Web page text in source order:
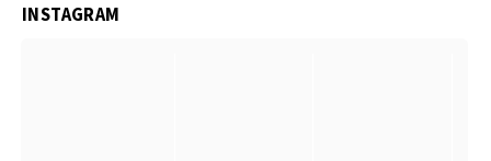
INSTAGRAM